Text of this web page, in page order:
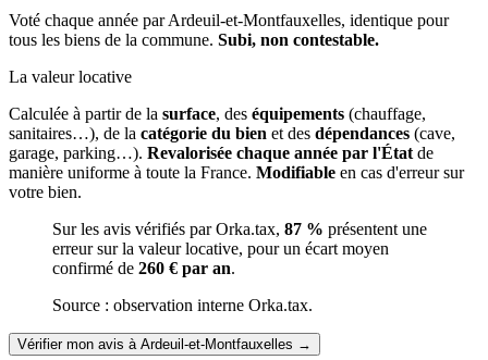
Voté chaque année par Ardeuil-et-Montfauxelles, identique pour
tous les biens de la commune. Subi, non contestable.
La valeur locative
Calculée à partir de la surface, des équipements (chauffage,
sanitaires…), de la catégorie du bien et des dépendances (cave,
garage, parking…). Revalorisée chaque année par l'État de
manière uniforme à toute la France. Modifiable en cas d'erreur sur
votre bien.
Sur les avis vérifiés par Orka.tax, 87 % présentent une
erreur sur la valeur locative, pour un écart moyen
confirmé de 260 € par an.
Source : observation interne Orka.tax.
Vérifier mon avis à Ardeuil-et-Montfauxelles →